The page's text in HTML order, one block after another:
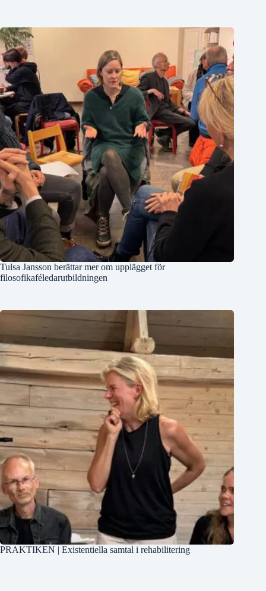
Tulsa Jansson berättar mer om upplägget för
filosofikaféledarutbildningen
PRAKTIKEN | Existentiella samtal i rehabilitering